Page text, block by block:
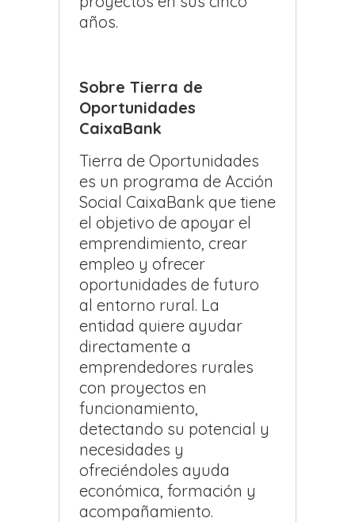
años.
Sobre Tierra de
Oportunidades
CaixaBank
Tierra de Oportunidades
es un programa de Acción
Social CaixaBank que tiene
el objetivo de apoyar el
emprendimiento, crear
empleo y ofrecer
oportunidades de futuro
al entorno rural. La
entidad quiere ayudar
directamente a
emprendedores rurales
con proyectos en
funcionamiento,
detectando su potencial y
necesidades y
ofreciéndoles ayuda
económica, formación y
acompañamiento.